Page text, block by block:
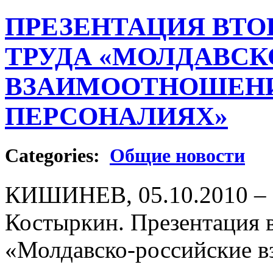
ПРЕЗЕНТАЦИЯ
ТРУДА
ПЕРСОНАЛИЯХ»
Categories: Общие новости
КИШИНЕВ, 05.10.2010 –
Костыркин. Презентация
«Молдавско-российские